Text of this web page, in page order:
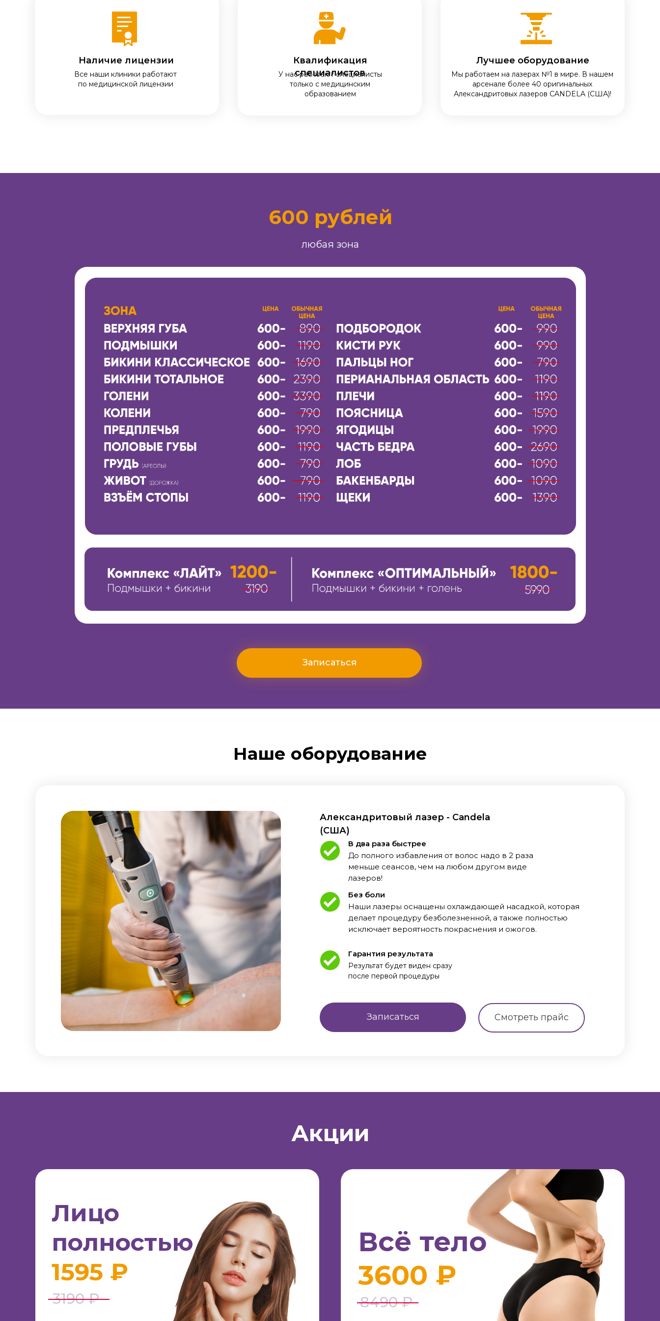
Все наши клиники работают
по медицинской лицензии
Наличие лицензии
Квалификация
специалистов
У нас работают специалисты
только с медицинским
образованием
Мы работаем на лазерах №1 в мире. В нашем
арсенале более 40 оригинальных
Александритовых лазеров CANDELA (США)!
Лучшее оборудование
600 рублей
любая зона
Записаться
Записаться Смотреть прайс
Наше оборудование
В два раза быстрее
До полного избавления от волос надо в 2 раза
меньше сеансов, чем на любом другом виде
лазеров!
Наши лазеры оснащены охлаждающей насадкой, которая
делает процедуру безболезненной, а также полностью
исключает вероятность покраснения и ожогов.
Александритовый лазер - Candela
(США)
Без боли
Результат будет виден сразу
после первой процедуры
Гарантия результата
Акции
Всё тело
3600 ₽
8490 ₽
3190 ₽
Лицо
полностью
1595 ₽